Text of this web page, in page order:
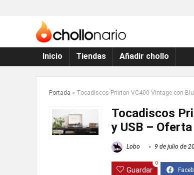
Inicio Tiendas Añadir chollo
Portada » Tocadiscos Prixton VC400 Vintage con
Tocadiscos
y USB –
Lobo 9 de julio de
Guardar
0